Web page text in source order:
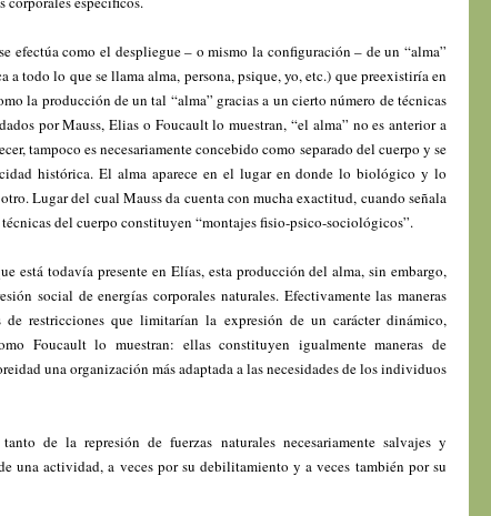
efectúa como el despliegue – o mismo la configuración – de un “alma”
a todo lo que se llama alma, persona, psique, yo, etc.) que preexistiría en
la producción de un tal “alma” gracias a un cierto número de técnicas
por Mauss, Elias o Foucault lo muestran, “el alma” no es anterior a
tampoco es necesariamente concebido como separado del cuerpo y se
histórica. El alma aparece en el lugar en donde lo biológico y lo
Lugar del cual Mauss da cuenta con mucha exactitud, cuando señala
técnicas del cuerpo constituyen “montajes fisio-psico-sociológicos”.
está todavía presente en Elías, esta producción del alma, sin embargo,
social de energías corporales naturales. Efectivamente las maneras
restricciones que limitarían la expresión de un carácter dinámico,
Foucault lo muestran: ellas constituyen igualmente maneras de
una organización más adaptada a las necesidades de los individuos
de la represión de fuerzas naturales necesariamente salvajes y
una actividad, a veces por su debilitamiento y a veces también por su